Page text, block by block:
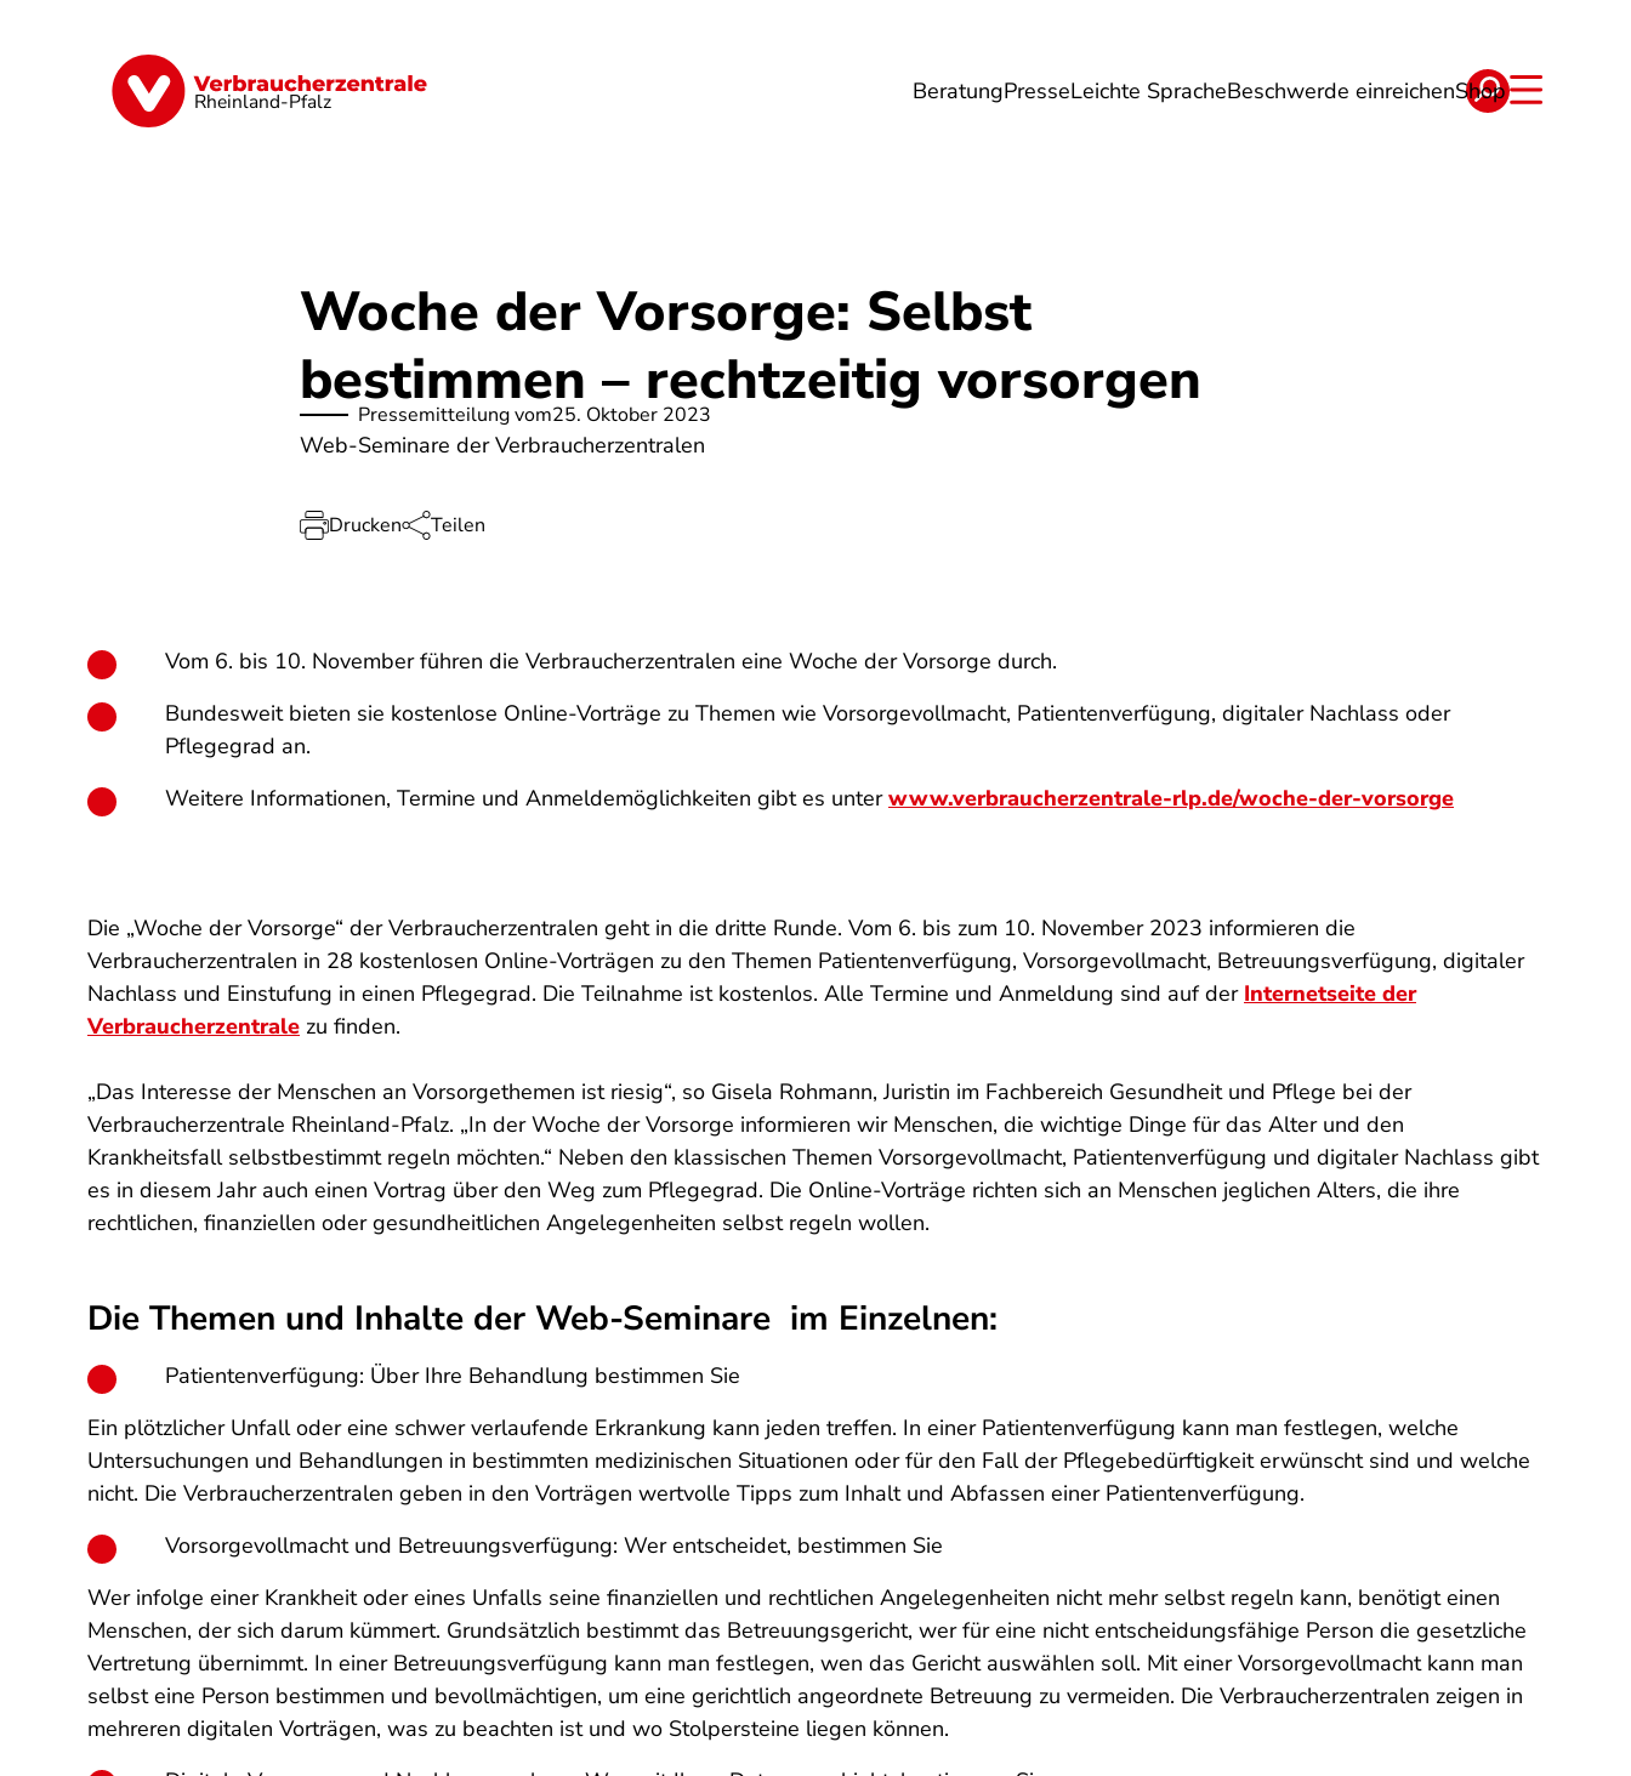
Rheinland-Pfalz BeratungPresseLeichte SpracheBeschwerde einreichenShop
Digitales Finanzen & Versicherung Gesundheit & Pflege Energie Reise Verträge
Woche der Vorsorge: Selbst
bestimmen – rechtzeitig vorsorgen
Pressemitteilung vom25. Oktober 2023
Web-Seminare der Verbraucherzentralen
Drucken Teilen
Vom 6. bis 10. November führen die Verbraucherzentralen eine Woche der Vorsorge durch.
Bundesweit bieten sie kostenlose Online-Vorträge zu Themen wie Vorsorgevollmacht, Patientenverfügung, digitaler Nachlass oder
Pflegegrad an.
Weitere Informationen, Termine und Anmeldemöglichkeiten gibt es unterwww.verbraucherzentrale-rlp.de/woche-der-vorsorge
Die „Woche der Vorsorge“ der Verbraucherzentralen geht in die dritte Runde. Vom 6. bis zum 10. November 2023 informieren die
Verbraucherzentralen in 28 kostenlosen Online-Vorträgen zu den Themen Patientenverfügung, Vorsorgevollmacht, Betreuungsverfügung, digitaler
Nachlass und Einstufung in einen Pflegegrad. Die Teilnahme ist kostenlos. Alle Termine und Anmeldung sind auf der Internetseite der
Verbraucherzentrale zu finden.
„Das Interesse der Menschen an Vorsorgethemen ist riesig“, so Gisela Rohmann, Juristin im Fachbereich Gesundheit und Pflege bei der
Verbraucherzentrale Rheinland-Pfalz. „In der Woche der Vorsorge informieren wir Menschen, die wichtige Dinge für das Alter und den
Krankheitsfall selbstbestimmt regeln möchten.“ Neben den klassischen Themen Vorsorgevollmacht, Patientenverfügung und digitaler Nachlass gibt
es in diesem Jahr auch einen Vortrag über den Weg zum Pflegegrad. Die Online-Vorträge richten sich an Menschen jeglichen Alters, die ihre
rechtlichen, finanziellen oder gesundheitlichen Angelegenheiten selbst regeln wollen.
Die Themen und Inhalte der Web-Seminare im Einzelnen:
Patientenverfügung: Über Ihre Behandlung bestimmen Sie
Ein plötzlicher Unfall oder eine schwer verlaufende Erkrankung kann jeden treffen. In einer Patientenverfügung kann man festlegen, welche
Untersuchungen und Behandlungen in bestimmten medizinischen Situationen oder für den Fall der Pflegebedürftigkeit erwünscht sind und welche
nicht. Die Verbraucherzentralen geben in den Vorträgen wertvolle Tipps zum Inhalt und Abfassen einer Patientenverfügung.
Vorsorgevollmacht und Betreuungsverfügung: Wer entscheidet, bestimmen Sie
Wer infolge einer Krankheit oder eines Unfalls seine finanziellen und rechtlichen Angelegenheiten nicht mehr selbst regeln kann, benötigt einen
Menschen, der sich darum kümmert. Grundsätzlich bestimmt das Betreuungsgericht, wer für eine nicht entscheidungsfähige Person die gesetzliche
Vertretung übernimmt. In einer Betreuungsverfügung kann man festlegen, wen das Gericht auswählen soll. Mit einer Vorsorgevollmacht kann man
selbst eine Person bestimmen und bevollmächtigen, um eine gerichtlich angeordnete Betreuung zu vermeiden. Die Verbraucherzentralen zeigen in
mehreren digitalen Vorträgen, was zu beachten ist und wo Stolpersteine liegen können.